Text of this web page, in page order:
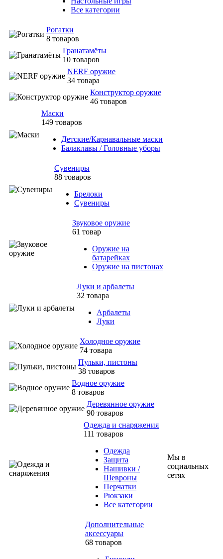
Все категории
Рогатки
8 товаров
Гранатамёты
10 товаров
NERF оружие
34 товара
Конструктор оружие
46 товаров
Маски
149 товаров
Детские/Карнавальные маски
Балаклавы / Головные уборы
Сувениры
88 товаров
Брелоки
Сувениры
Звуковое оружие
61 товар
Оружие на
батарейках
Оружие на пистонах
Луки и арбалеты
32 товара
Арбалеты
Луки
Холодное оружие
74 товара
Пульки, пистоны
38 товаров
Водное оружие
8 товаров
Деревянное оружие
90 товаров
Одежда и снаряжения
111 товаров
Одежда
Защита
Нашивки /
Шевроны
Перчатки
Рюкзаки
Все категории
Дополнительные
аксессуары
68 товаров
Мы в
социальных
сетях